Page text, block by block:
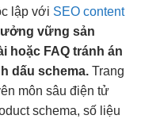
lập với SEO content
vững sản
hoặc FAQ tránh án
dấu schema. Trang
môn sâu điện tử
schema, số liệu